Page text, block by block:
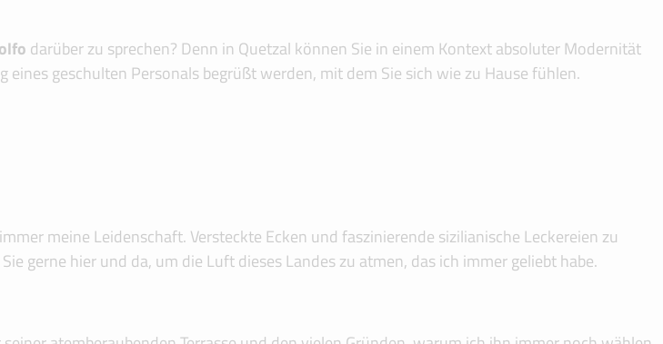
darüber zu sprechen? Denn in Quetzal können Sie in einem Kontext absoluter Modernität
geschulten Personals begrüßt werden, mit dem Sie sich wie zu Hause fühlen.
meine Leidenschaft. Versteckte Ecken und faszinierende sizilianische Leckereien zu
gerne hier und da, um die Luft dieses Landes zu atmen, das ich immer geliebt habe.